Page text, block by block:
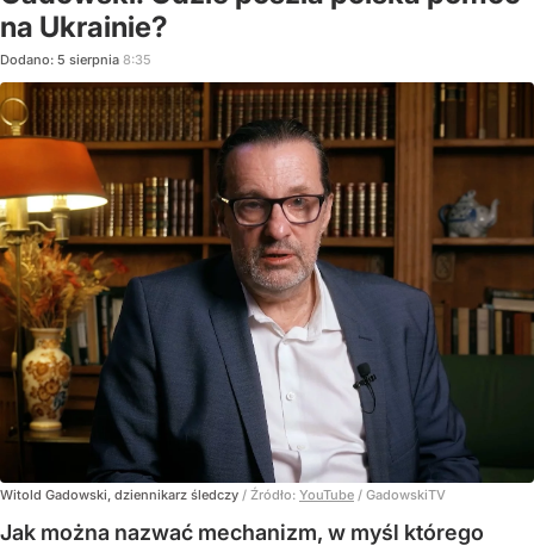
na Ukrainie?
Dodano: 5 sierpnia 8:35
Witold Gadowski, dziennikarz śledczy / Źródło: YouTube / GadowskiTV
Jak można nazwać mechanizm, w myśl którego